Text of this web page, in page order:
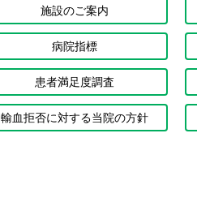
施設のご案内
病院指標
患者満足度調査
輸血拒否に対する当院の方針